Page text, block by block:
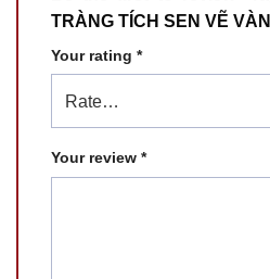
TRÀNG TÍCH SEN VẼ
Your rating *
Your review *